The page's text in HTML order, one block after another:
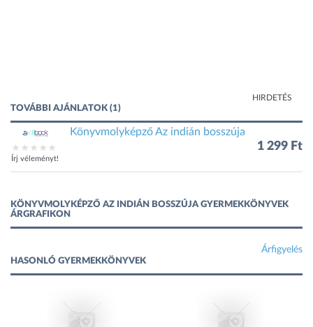
HIRDETÉS
TOVÁBBI AJÁNLATOK (1)
Írj véleményt!
Könyvmolyképző Az indián bosszúja
1 299 Ft
KÖNYVMOLYKÉPZŐ AZ INDIÁN BOSSZÚJA GYERMEKKÖNYVEK
ÁRGRAFIKON
Árfigyelés
HASONLÓ GYERMEKKÖNYVEK